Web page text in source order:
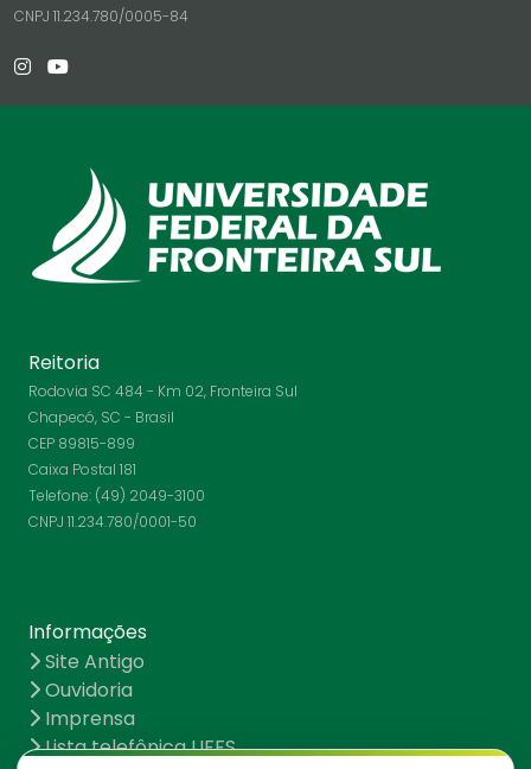
CNPJ 11.234.780/0005-84
Reitoria
Rodovia SC 484 - Km 02, Fronteira Sul
Chapecó, SC - Brasil
CEP 89815-899
Caixa Postal 181
Telefone: (49) 2049-3100
CNPJ 11.234.780/0001-50
Informações
Site Antigo
Ouvidoria
Imprensa
Lista telefônica UFFS